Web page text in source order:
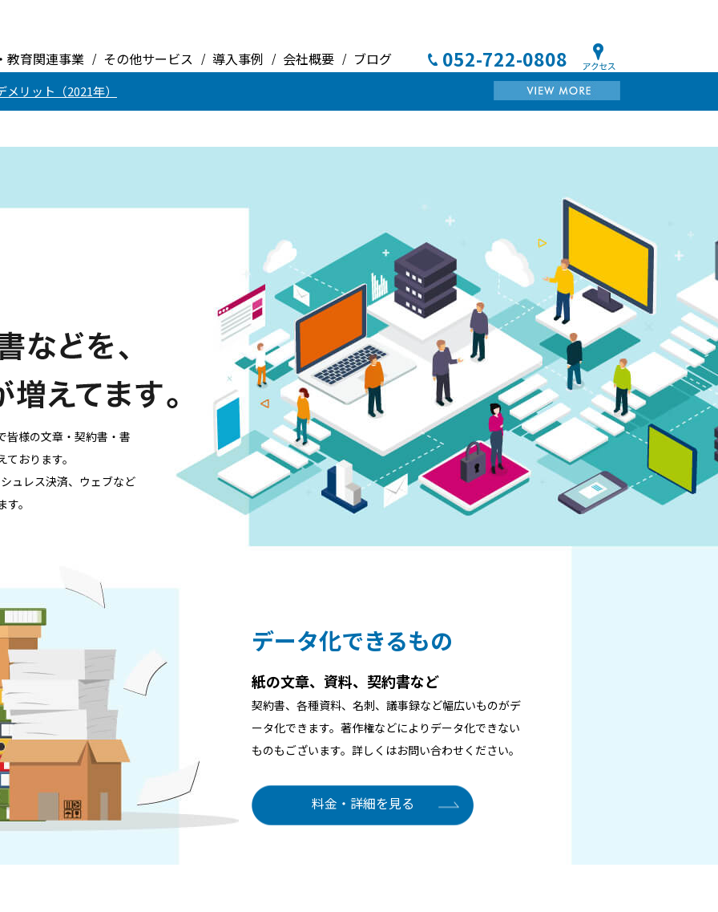
教育関連事業 その他サービス 導入事例 会社概要 ブログ 052-722-0808
リット（2021年）
書類・文章・契約書などを、データ化する企業が増えてます。
皆様の文章・契約書・書
おります。
ュレス決済、ウェブなど
。
データ化できるもの
紙の文章、資料、契約書など
契約書、各種資料、名刺、議事録など幅広いものがデ
ータ化できます。著作権などによりデータ化できない
ものもございます。詳しくはお問い合わせください。
料金・詳細を見る